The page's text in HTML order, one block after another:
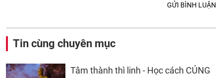
GỬI BÌNH LUẬN
Tin cùng chuyên mục
Tâm thành thì linh - Học cách CÚNG